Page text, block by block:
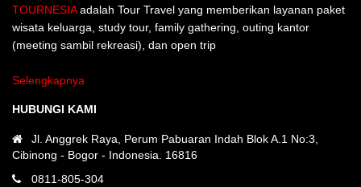
TOURNESIAadalah Tour Travel yang memberikan layanan paket
wisata keluarga, study tour, family gathering, outing kantor
(meeting sambil rekreasi), dan open trip
Selengkapnya
HUBUNGI KAMI
Jl. Anggrek Raya, Perum Pabuaran Indah Blok A.1 No:3,
Cibinong - Bogor - Indonesia. 16816
0811-805-304